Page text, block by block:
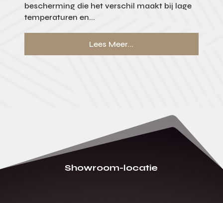
bescherming die het verschil maakt bij lage
temperaturen en...
Lees Meer...
Showroom-locatie